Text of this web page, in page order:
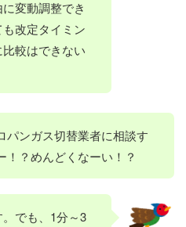
変動調整でき
改定タイミン
較はできない
パンガス切替業者に相談す
！？めんどくなーい！？
でも、1分～3